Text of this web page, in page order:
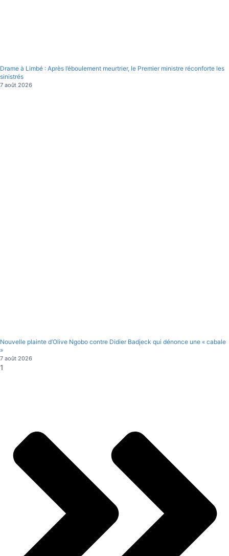
Drame à Limbé : Après l’éboulement meurtrier, le Premier ministre réconforte les
sinistrés
7 août 2026
Nouvelle plainte d’Olive Ngobo contre Didier Badjeck qui dénonce une « cabale
»
7 août 2026